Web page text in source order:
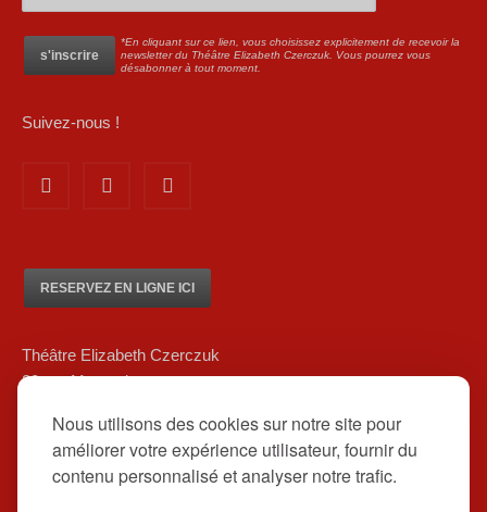
Nous utilisons des cookies sur notre site pour
améliorer votre expérience utilisateur, fournir du
contenu personnalisé et analyser notre trafic.
*En cliquant sur ce lien, vous choisissez explicitement de recevoir la
newsletter du Théâtre Elizabeth Czerczuk. Vous pourrez vous
désabonner à tout moment.
Suivez-nous !
RESERVEZ EN LIGNE ICI
Théâtre Elizabeth Czerczuk
20 rue Marsoulan
01 84 83 08 80/ 06 12 16 48 39
contact@theatreelizabethczerczuk.fr